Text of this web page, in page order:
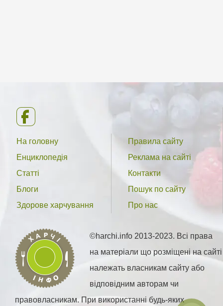
На головну
Енциклопедія
Статті
Блоги
Здорове харчування
Правила сайту
Реклама на сайті
Контакти
Пошук по сайту
Про нас
©harchi.info 2013-2023. Всі права
на матеріали що розміщені на сайті
належать власникам сайту або
відповідним авторам чи
правовласникам. При використанні будь-яких